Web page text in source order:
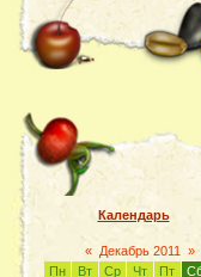
Календарь
« Декабрь 2011
»
Пн
Вт Ср Чт Пт